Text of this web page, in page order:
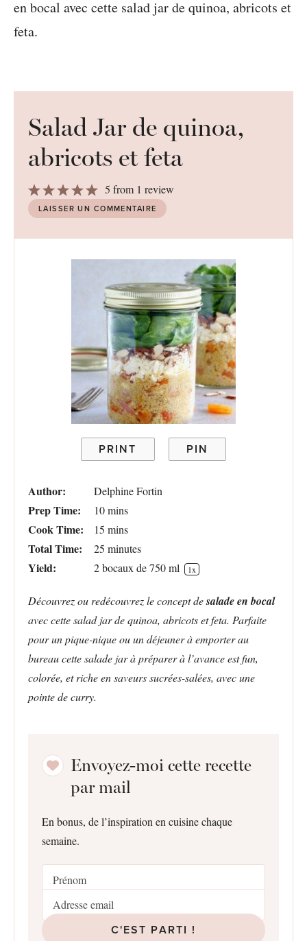
Salad Jar de quinoa,
abricots et feta
5
Stars
4
Stars
3
Stars
2
Stars
1
Star
5 from 1 review
LAISSER UN COMMENTAIRE
PRINT PIN
Author: Delphine Fortin
Prep Time: 10 mins
Cook Time: 15 mins
Total Time: 25 minutes
Yield: 2bocaux de 750 ml 1x
Découvrez ou redécouvrez le concept desalade en bocal
avec cette salad jar de quinoa, abricots et feta. Parfaite
pour un pique-nique ou un déjeuner à emporter au
bureau cette salade jar à préparer à l’avance est fun,
colorée, et riche en saveurs sucrées-salées, avec une
pointe de curry.
Envoyez-moi cette recette
par mail
En bonus, de l’inspiration en cuisine chaque
semaine.
C'EST PARTI !